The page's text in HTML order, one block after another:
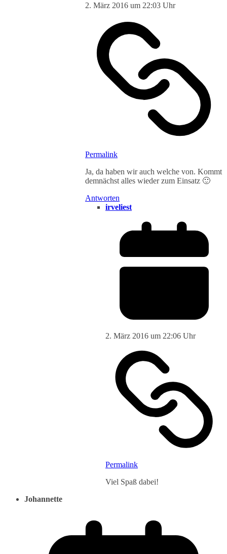
2. März 2016 um 22:03 Uhr
Permalink
Ja, da haben wir auch welche von. Kommt
demnächst alles wieder zum Einsatz 🙂
Antworten
irveliest
2. März 2016 um 22:06 Uhr
Permalink
Viel Spaß dabei!
Johannette